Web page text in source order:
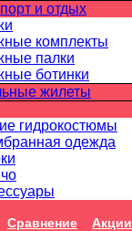
и отдых
комплекты
палки
ботинки
жилеты
гидрокостюмы
одежда
Сравнение
Акции